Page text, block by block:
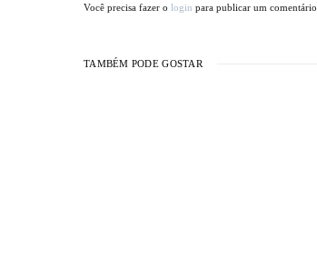
Você precisa fazer o login para publicar um comentário.
TAMBÉM PODE GOSTAR